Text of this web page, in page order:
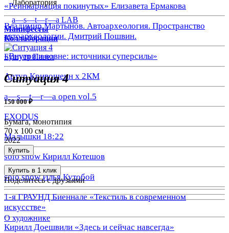
«Реинкарнация покинутых» Елизавета Ермакова
Владимир Мартынов. Автоархеология. Пространство
автоархеологии. Дмитрий Пошвин.
«Внутри и вовне: источники суперсилы»
Артур Кривошеин х 2КМ
a—s—t—r—a open vol.5
EXODUS
Малышки 18:22
solo show Кирилл Котешов
solo show Илья Кутобой
1-я ГРАУНД Биеннале «Текстиль в современном
искусстве»
Кирилл Доешвили «Здесь и сейчас навсегда»
Лаборатория
a—s—t—r—a LAB
Манифесты
Коллаборации
Бушуев Павел
Ситуация 4
150 000 ₽
Бумага, монотипия
70 х 100 см
2022
Купить
Купить в 1 клик
Поделитесь с друзьями
О художнике